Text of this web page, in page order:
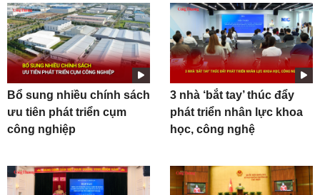
Bổ sung nhiều chính sách
ưu tiên phát triển cụm
công nghiệp
3 nhà ‘bắt tay’ thúc đẩy
phát triển nhân lực khoa
học, công nghệ